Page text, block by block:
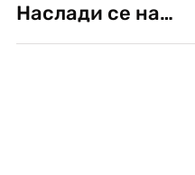
Наслади се на…